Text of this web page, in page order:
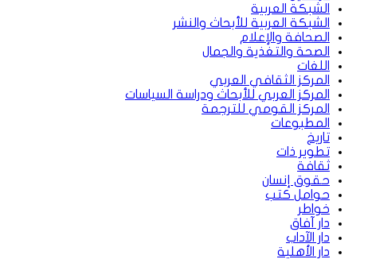
الشبكة العربية
الشبكة العربية للأبحاث والنشر
الصحافة والإعلام
الصحة والتغذية والجمال
اللغات
المركز الثقافي العربي
المركز العربي للأبحاث ودراسة السياسات
المركز القومي للترجمة
المطبوعات
تاريخ
تطوير ذات
ثقافة
حقوق إنسان
حوامل كتب
خواطر
دار آفاق
دار الآداب
دار الأهلية